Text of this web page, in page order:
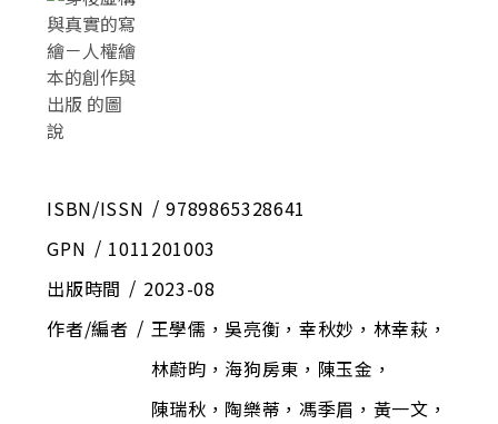
ISBN/ISSN
9789865328641
GPN
1011201003
出版時間
2023-08
作者/編者
王學儒，吳亮衡，幸秋妙，林幸萩，
林蔚昀，海狗房東，陳玉金，
陳瑞秋，陶樂蒂，馮季眉，黃一文，